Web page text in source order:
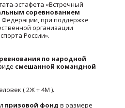
эстафета «Встречный
соревнованием
Федерации, при поддержке
организации
России».
по народной
смешанной командной
( 2Ж + 4М ).
призовой фондв размере